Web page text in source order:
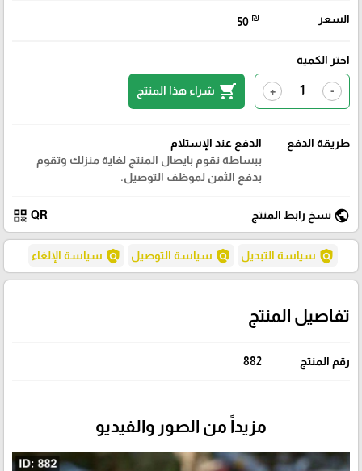
السعر 50 ₪
اختر الكمية
-
+
shopping_cart شراء هذا المنتج
طريقة الدفع
الدفع عند الإستلام
ببساطة نقوم بايصال المنتج لغاية منزلك وتقوم
بدفع الثمن لموظف التوصيل.
public نسخ رابط المنتج QR
qr_code
policy سياسة التبديل policy سياسة التوصيل policy سياسة الإلغاء
تفاصيل المنتج
رقم المنتج 882
مزيداً من الصور والفيديو